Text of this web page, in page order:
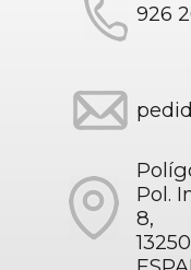
926
Pol.
8,